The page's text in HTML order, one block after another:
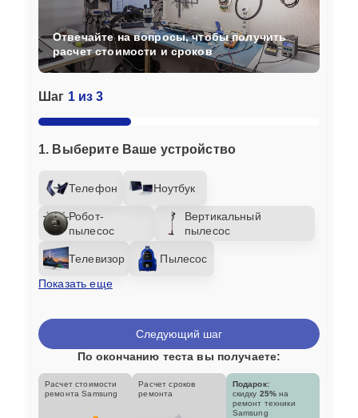
Шаг 1 из 3
1. Выберите Ваше устройство
Телефон Ноутбук
Робот-
пылесос
Вертикальный
пылесос
Телевизор
Пылесос
Показать еще
Отвечайте на вопросы, чтобы получить
расчет стоимости и сроков
Следующий шаг
По окончанию теста вы получаете:
Расчет стоимости
ремонта Samsung
Расчет сроков
ремонта
Подарок:
скидку 25% на
ремонт техники
Samsung